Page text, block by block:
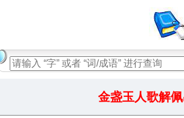
金盏玉人歌解